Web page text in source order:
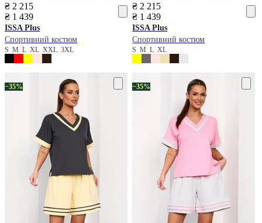
₴ 2 215
₴ 1 439
ISSA Plus
Спортивний костюм
S M L XL XXL 3XL
₴ 2 215
₴ 1 439
ISSA Plus
Спортивний костюм
SMLXL
−35% −35%